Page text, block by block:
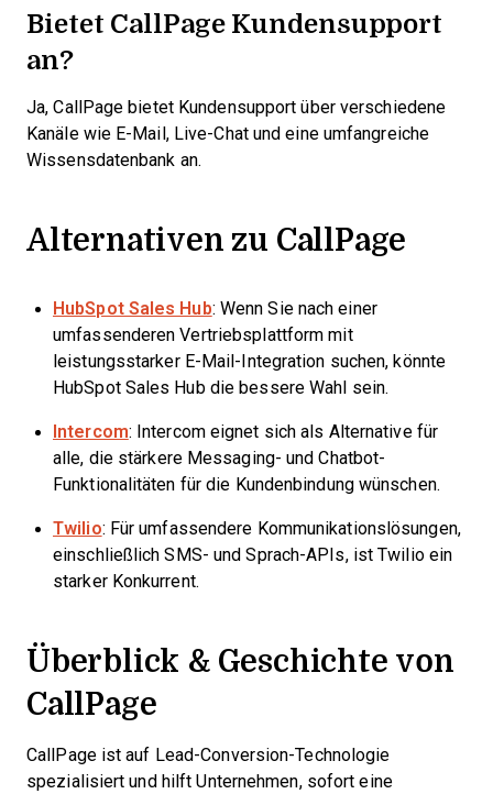
Bietet CallPage Kundensupport
an?
Ja, CallPage bietet Kundensupport über verschiedene
Kanäle wie E-Mail, Live-Chat und eine umfangreiche
Wissensdatenbank an.
Alternativen zu CallPage
HubSpot Sales Hub: Wenn Sie nach einer
umfassenderen Vertriebsplattform mit
leistungsstarker E-Mail-Integration suchen, könnte
HubSpot Sales Hub die bessere Wahl sein.
Intercom: Intercom eignet sich als Alternative für
alle, die stärkere Messaging- und Chatbot-
Funktionalitäten für die Kundenbindung wünschen.
Twilio: Für umfassendere Kommunikationslösungen,
einschließlich SMS- und Sprach-APIs, ist Twilio ein
starker Konkurrent.
Überblick & Geschichte von
CallPage
CallPage ist auf Lead-Conversion-Technologie
spezialisiert und hilft Unternehmen, sofort eine